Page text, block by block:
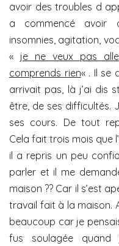
avoir des troubles d
a commencé avoir
insomnies, agitation,
« je ne veux pas
comprends rien« . Il se
arrivait pas, là j’ai dis
être, de ses difficultés.
ses cours. De tout
Cela fait trois mois que
il a repris un peu
parler et il me
maison ?? Car il s’est
travail fait à la maison.
beaucoup car je
fus soulagée